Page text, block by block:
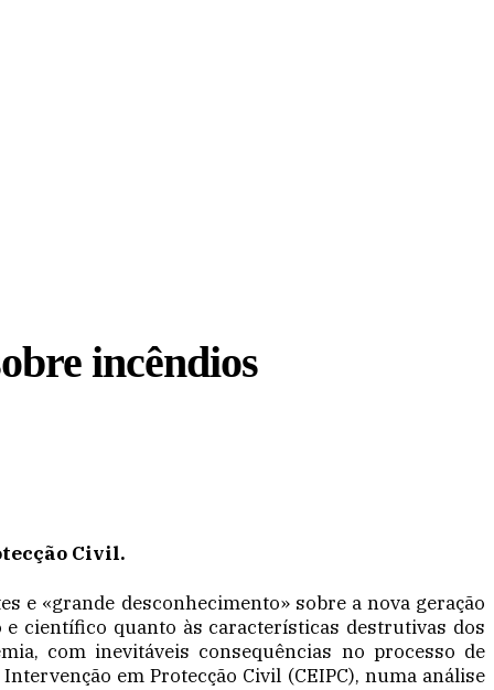
incêndios
Civil.
e «grande desconhecimento» sobre a nova geração
científico quanto às características destrutivas dos
com inevitáveis consequências no processo de
em Protecção Civil (CEIPC), numa análise